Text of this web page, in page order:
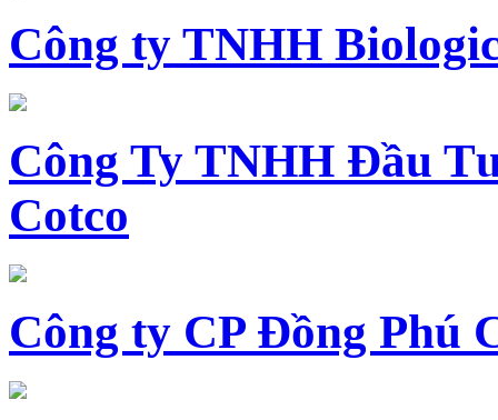
Công ty TNHH
Công Ty TNHH Đầu
Cotco
Công ty CP Đồng Phú